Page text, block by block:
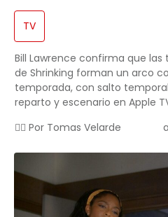
TV
Bill Lawrence confirma que
de Shrinking forman un arco
temporada, con salto
reparto y escenario en Apple
✍🏻 Por Tomas Velarde